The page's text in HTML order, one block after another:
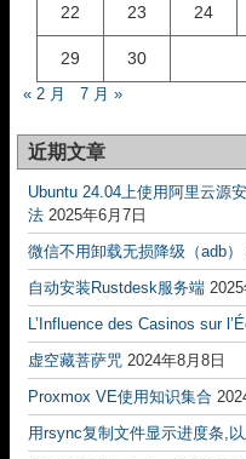
22 23 24
29 30
« 2 月 7 月 »
近期文章
Ubuntu 24.04上使用阿里云源
法 2025年6月7日
微信不用卸载无损降级（adb）
自动安装Rustdesk服务端
L’Influence des Casinos sur
虚空藏菩萨咒 2024年8月8日
Proxmox VE使用知识集合
用rsync复制文件显示进度条,